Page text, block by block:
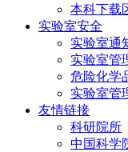
本科下载
实验室安全
实验室通
实验室管
危险化学
实验室管
友情链接
科研院所
中国科学